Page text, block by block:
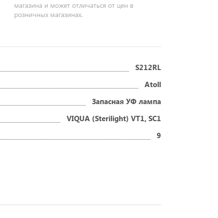
магазина и может отличаться от цен в
розничных магазинах.
S212RL
Atoll
Запасная УФ лампа
VIQUA (Sterilight) VT1, SC1
9